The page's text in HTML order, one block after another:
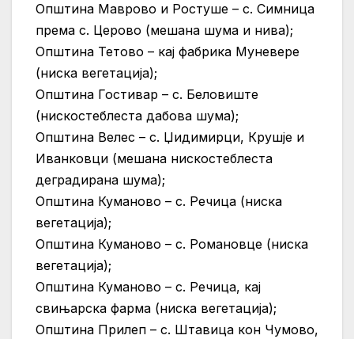
Општина Маврово и Ростуше – с. Симница
према с. Церово (мешана шума и нива);
Општина Тетово – кај фабрика Муневере
(ниска вегетација);
Општина Гостивар – с. Беловиште
(нискостеблеста дабова шума);
Општина Велес – с. Џидимирци, Крушје и
Иванковци (мешана нискостеблеста
деградирана шума);
Општина Куманово – с. Речица (ниска
вегетација);
Општина Куманово – с. Романовце (ниска
вегетација);
Општина Куманово – с. Речица, кај
свињарска фарма (ниска вегетација);
Општина Прилеп – с. Штавица кон Чумово,